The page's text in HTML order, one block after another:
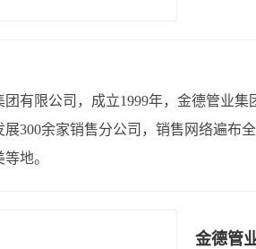
有限公司，成立1999年，金德管业
300余家销售分公司，销售网络遍布
地。
金德管